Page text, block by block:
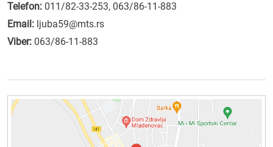
Telefon: 011/82-33-253, 063/86-11-883
Email: ljuba59@mts.rs
Viber: 063/86-11-883